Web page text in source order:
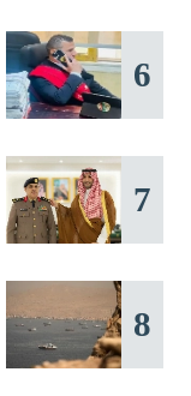
6
7
8